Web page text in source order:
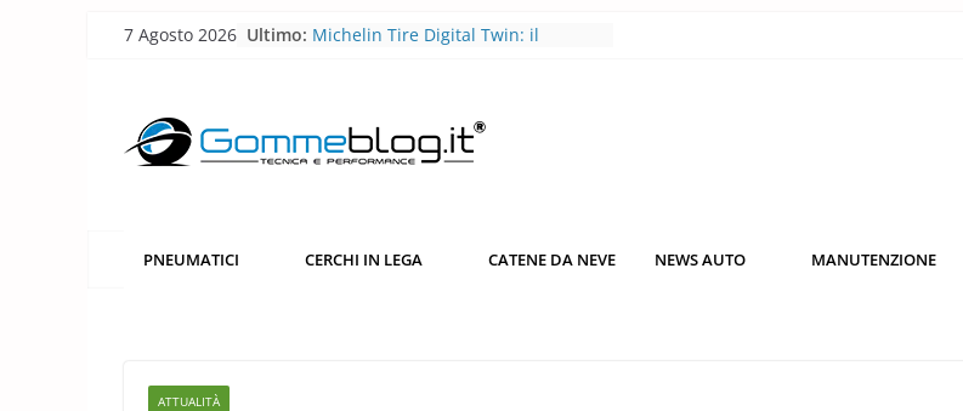
7 Agosto 2026 Ultimo: Michelin Tire Digital Twin: il
corsa diventa laboratorio per il
futuro
pneumatico che porta la Porsche
PNEUMATICI CERCHI IN LEGA CATENE DA NEVE NEWS AUTO MANUTENZIONE
ATTUALITÀ